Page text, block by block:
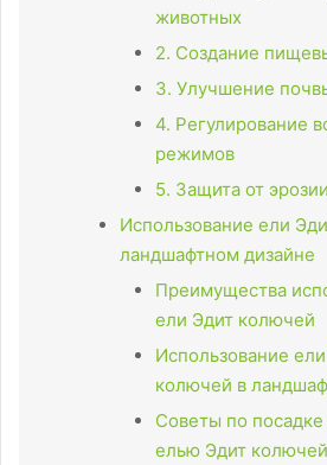
животных
2. Создание
3. Улучшение
4. Регулирование
режимов
5. Защита от эрозии
Использование ели
ландшафтном дизайне
Преимущества
ели Эдит колючей
Использование
колючей в
Советы по посадке
елью Эдит колючей